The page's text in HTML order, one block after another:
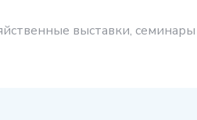
выставки,